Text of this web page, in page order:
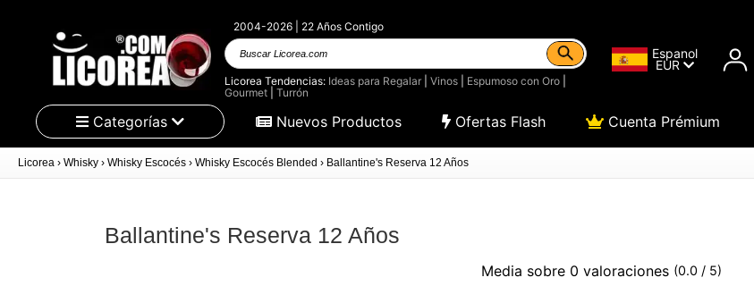
2004-2026 | 22 Años Contigo
Buscar
Licorea.com
Licorea Tendencias: Ideas para Regalar| Vinos| Espumoso con Oro|
Gourmet| Turrón
Espanol
EUR
Categorías Nuevos Productos Ofertas Flash Cuenta Prémium
Licorea › Whisky › Whisky Escocés › Whisky Escocés Blended › Ballantine's Reserva 12 Años
Ballantine's Reserva 12 Años
Media sobre 0 valoraciones (0.0 / 5)